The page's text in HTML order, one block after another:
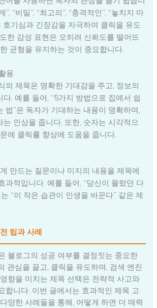
”, “비밀”, “최고의”, “충격적인”, “놓치지 마
호기심과 긴장감을 자극하여 클릭을 유도
한 감성 표현은 오히려 신뢰도를 떨어뜨
균형을 유지하는 것이 중요합니다.
용
의 제목은 명확한 기대감을 주고, 정보의
. 예를 들어, “5가지 방법으로 집에서 쉽
법”은 독자가 기대하는 내용이 명확하며,
는 인상을 줍니다. 또한, 숫자는 시각적으
에 클릭률 향상에 도움을 줍니다.
만드는 질문이나 미지의 내용을 제목에
과적입니다. 예를 들어, “당신이 몰랐던 다
“이 작은 습관이 인생을 바꾼다” 같은 제
팁과 사례
블로그의 성공 여부를 결정짓는 중요한
관심을 끌고, 클릭을 유도하며, 검색 엔진
향을 미치는 제목 선택은 전략적 사고와
합니다. 이번 글에서는 효과적인 제목 고
양한 사례들을 통해, 어떻게 하면 더 매력